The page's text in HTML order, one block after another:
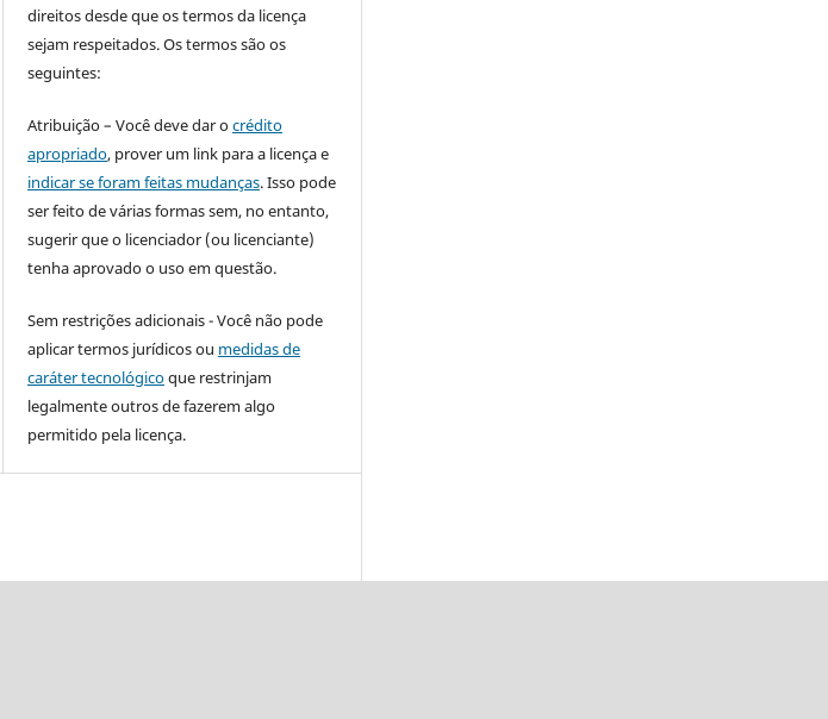
direitos desde que os termos da licença
sejam respeitados. Os termos são os
seguintes:
Atribuição – Você deve dar ocrédito
apropriado, prover um link para a licença e
indicar se foram feitas mudanças. Isso pode
ser feito de várias formas sem, no entanto,
sugerir que o licenciador (ou licenciante)
tenha aprovado o uso em questão.
Sem restrições adicionais - Você não pode
aplicar termos jurídicos ou medidas de
caráter tecnológicoque restrinjam
legalmente outros de fazerem algo
permitido pela licença.